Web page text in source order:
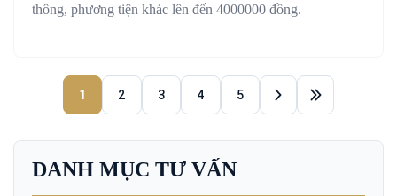
DANH MỤC TƯ VẤN
thông, phương tiện khác lên đến 4000000 đồng.
1 2 3 4 5